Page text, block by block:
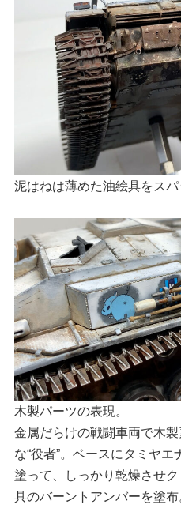
泥はねは薄めた油絵具をスパ
木製パーツの表現。
金属だらけの戦闘車両で木
な“役者”。ベースにタミヤ
塗って、しっかり乾燥させ
具のバーントアンバーを塗布